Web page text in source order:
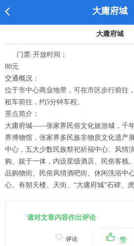
大庸府城
大庸府城
门票·开放时间：
80元
交通概况：
位于市中心商业地带，可在市区步行前往
租车前往，约5分钟车程。
景点简介：
大庸府城——张家界民俗文化旅游城，千
界博物馆，张家界多民族非物质文化遗产
中心，五大少数民族祭祀祈福中心、风情
购、娱于一体，内设星级酒店、民俗客栈
品购物街、民俗风情酒吧街、休闲洗浴中
心。有朝天楼、天街、“大庸府城”石碑、虎
请对文章内容作出评论
赞
评论